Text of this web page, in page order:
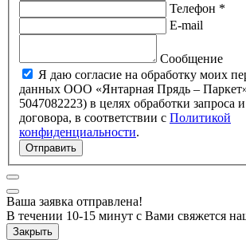
Телефон *
E-mail
Сообщение
Я даю согласие на обработку моих
данных ООО «Янтарная Прядь –
5047082223) в целях обработки запроса и заключение
договора, в соответствии с Политикой
конфиденциальности.
Отправить
Ваша заявка отправлена!
В течении 10-15 минут с Вами свяжется
Закрыть